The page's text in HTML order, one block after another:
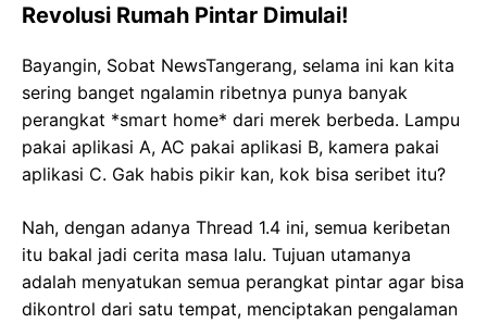
Revolusi Rumah Pintar Dimulai!
Bayangin, Sobat NewsTangerang, selama ini kan kita
sering banget ngalamin ribetnya punya banyak
perangkat *smart home* dari merek berbeda. Lampu
pakai aplikasi A, AC pakai aplikasi B, kamera pakai
aplikasi C. Gak habis pikir kan, kok bisa seribet itu?
Nah, dengan adanya Thread 1.4 ini, semua keribetan
itu bakal jadi cerita masa lalu. Tujuan utamanya
adalah menyatukan semua perangkat pintar agar bisa
dikontrol dari satu tempat, menciptakan pengalaman